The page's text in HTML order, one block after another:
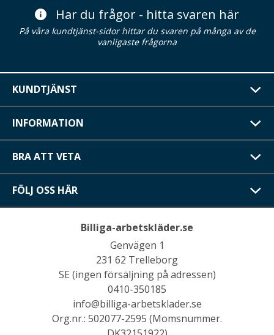
Har du frågor - hitta svaren här
På våra kundtjänst-sidor hittar du svaren på många av de
vanligaste frågorna
KUNDTJÄNST
INFORMATION
BRA ATT VETA
FÖLJ OSS HÄR
Billiga-arbetskläder.se
Genvägen 1
231 62 Trelleborg
SE (ingen försäljning på adressen)
0410-350185
info@billiga-arbetsklader.se
Org.nr.: 502077-2595 (Momsnummer.